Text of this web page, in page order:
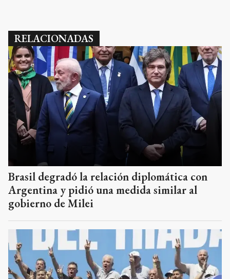
RELACIONADAS
Brasil degradó la relación diplomática con
Argentina y pidió una medida similar al
gobierno de Milei